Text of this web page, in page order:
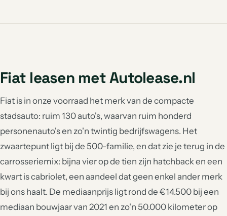
Fiat leasen met Autolease.nl
Fiat is in onze voorraad het merk van de compacte
stadsauto: ruim 130 auto's, waarvan ruim honderd
personenauto's en zo'n twintig bedrijfswagens. Het
zwaartepunt ligt bij de 500-familie, en dat zie je terug in de
carrosseriemix: bijna vier op de tien zijn hatchback en een
kwart is cabriolet, een aandeel dat geen enkel ander merk
bij ons haalt. De mediaanprijs ligt rond de €14.500 bij een
mediaan bouwjaar van 2021 en zo'n 50.000 kilometer op